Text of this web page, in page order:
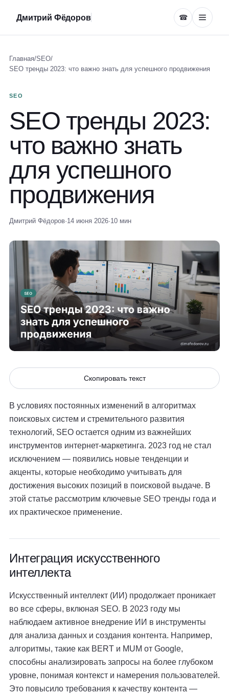
Дмитрий Фёдоров ☎
Главная/SEO/
SEO тренды 2023: что важно знать для успешного продвижения
SEO
SEO тренды 2023:
что важно знать
для успешного
продвижения
Дмитрий Фёдоров·14 июня 2026·10 мин
Скопировать текст
В условиях постоянных изменений в алгоритмах
поисковых систем и стремительного развития
технологий, SEO остается одним из важнейших
инструментов интернет-маркетинга. 2023 год не стал
исключением — появились новые тенденции и
акценты, которые необходимо учитывать для
достижения высоких позиций в поисковой выдаче. В
этой статье рассмотрим ключевые SEO тренды года и
их практическое применение.
Интеграция искусственного
интеллекта
Искусственный интеллект (ИИ) продолжает проникает
во все сферы, вклюная SEO. В 2023 году мы
наблюдаем активное внедрение ИИ в инструменты
для анализа данных и создания контента. Например,
алгоритмы, такие как BERT и MUM от Google,
способны анализировать запросы на более глубоком
уровне, понимая контекст и намерения пользователей.
Это повысило требования к качеству контента —